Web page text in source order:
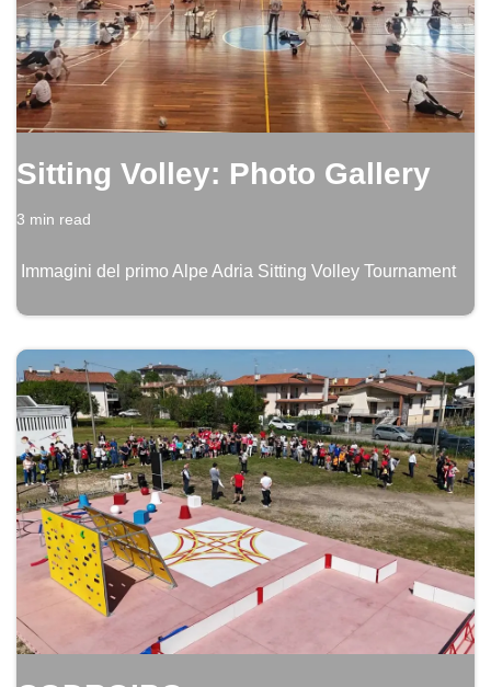
Sitting Volley: Photo Gallery
3 min read
Immagini del primo Alpe Adria Sitting Volley Tournament